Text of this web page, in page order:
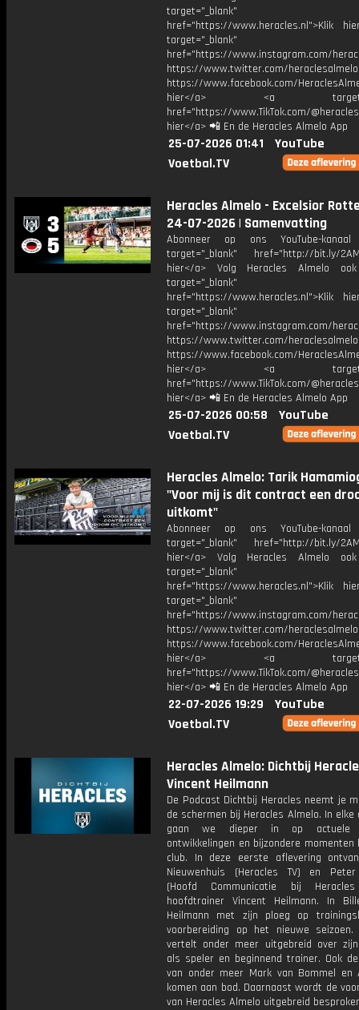
target="_blank"
href="https://www.heracles.nl">Klik
target="_blank"
href="https://www.instagram.com/
https://www.twitter.com/heraclesalmelo
https://www.facebook.com/
hier</a> <a
href="https://www.TikTok.com/
hier</a> 📲 En de Heracles Almelo App
25-07-2026 01:41
YouTube
Voetbal.TV
Heracles Almelo - Excelsior
24-07-2026 | Samenvatting
Abonneer op ons YouTube-
target="_blank" href="http://bit.ly/
hier</a> Volg Heracles Almelo
target="_blank"
href="https://www.heracles.nl">Klik
target="_blank"
href="https://www.instagram.com/
https://www.twitter.com/heraclesalmelo
https://www.facebook.com/
hier</a> <a
href="https://www.TikTok.com/
hier</a> 📲 En de Heracles Almelo App
25-07-2026 00:58
YouTube
Voetbal.TV
Heracles Almelo: Tarik
"Voor mij is dit contract een
uitkomt"
Abonneer op ons YouTube-
target="_blank" href="http://bit.ly/
hier</a> Volg Heracles Almelo
target="_blank"
href="https://www.heracles.nl">Klik
target="_blank"
href="https://www.instagram.com/
https://www.twitter.com/heraclesalmelo
https://www.facebook.com/
hier</a> <a
href="https://www.TikTok.com/
hier</a> 📲 En de Heracles Almelo App
22-07-2026 19:29
YouTube
Voetbal.TV
Heracles Almelo: Dichtbij
Vincent Heilmann
De Podcast Dichtbij Heracles neemt je
de schermen bij Heracles Almelo. In elke
gaan we dieper in op actuele
ontwikkelingen en bijzondere momenten
club. In deze eerste aflevering
Nieuwenhuis (Heracles TV) en Peter
(Hoofd Communicatie bij
hoofdtrainer Vincent Heilmann. In
Heilmann met zijn ploeg op
voorbereiding op het nieuwe seizoen.
vertelt onder meer uitgebreid over
als speler en beginnend trainer. Ook
van onder meer Mark van Bommel en
komen aan bod. Daarnaast wordt de
van Heracles Almelo uitgebreid